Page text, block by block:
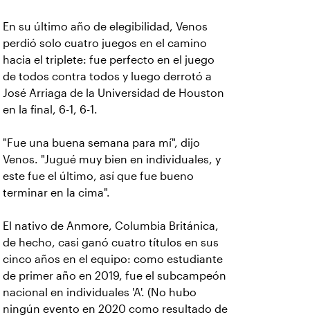
En su último año de elegibilidad, Venos
perdió solo cuatro juegos en el camino
hacia el triplete: fue perfecto en el juego
de todos contra todos y luego derrotó a
José Arriaga de la Universidad de Houston
en la final, 6-1, 6-1.
"Fue una buena semana para mí", dijo
Venos. "Jugué muy bien en individuales, y
este fue el último, así que fue bueno
terminar en la cima".
El nativo de Anmore, Columbia Británica,
de hecho, casi ganó cuatro títulos en sus
cinco años en el equipo: como estudiante
de primer año en 2019, fue el subcampeón
nacional en individuales 'A'. (No hubo
ningún evento en 2020 como resultado de